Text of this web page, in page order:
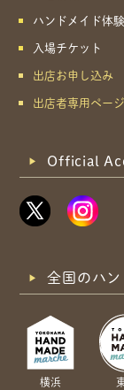
ハンドメイド体
入場チケット
出店お申し込み
出店者専用ページ
Official
全国のハ
横浜